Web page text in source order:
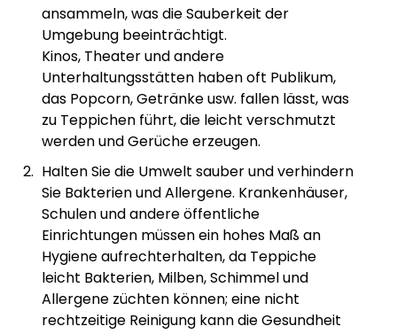
ansammeln, was die Sauberkeit der
Umgebung beeinträchtigt.
Kinos, Theater und andere
Unterhaltungsstätten haben oft Publikum,
das Popcorn, Getränke usw. fallen lässt, was
zu Teppichen führt, die leicht verschmutzt
werden und Gerüche erzeugen.
Halten Sie die Umwelt sauber und verhindern
Sie Bakterien und Allergene. Krankenhäuser,
Schulen und andere öffentliche
Einrichtungen müssen ein hohes Maß an
Hygiene aufrechterhalten, da Teppiche
leicht Bakterien, Milben, Schimmel und
Allergene züchten können; eine nicht
rechtzeitige Reinigung kann die Gesundheit